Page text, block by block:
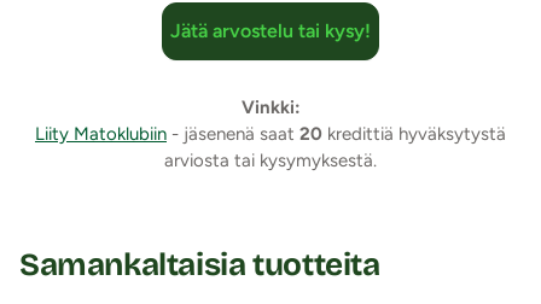
Jätä arvostelu tai kysy!
Vinkki:
Liity Matoklubiin - jäsenenä saat 20 kredittiä hyväksytystä
arviosta tai kysymyksestä.
Samankaltaisia tuotteita